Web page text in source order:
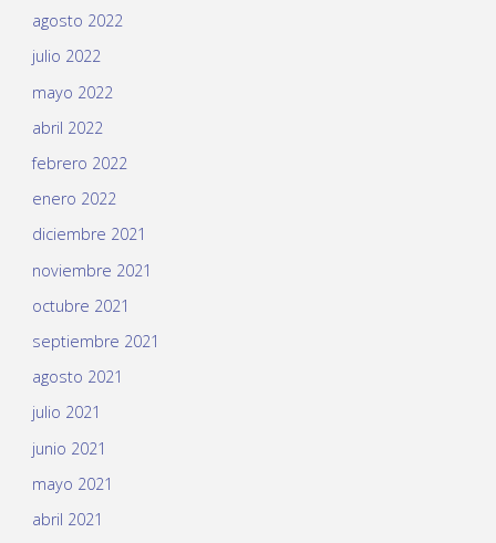
agosto 2022
julio 2022
mayo 2022
abril 2022
febrero 2022
enero 2022
diciembre 2021
noviembre 2021
octubre 2021
septiembre 2021
agosto 2021
julio 2021
junio 2021
mayo 2021
abril 2021